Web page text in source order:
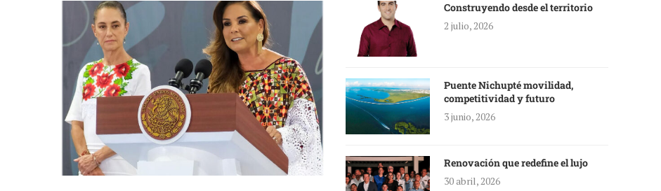
Construyendo desde el territorio
2 julio, 2026
Puente Nichupté movilidad,
competitividad y futuro
3 junio, 2026
Renovación que redefine el lujo
30 abril, 2026